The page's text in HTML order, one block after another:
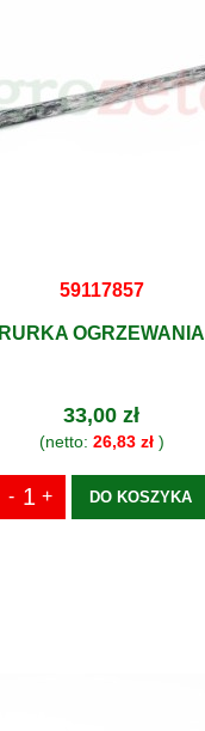
59117857
RURKA OGRZEWANIA
33,00 zł
(netto: 26,83 zł)
DO KOSZYKA